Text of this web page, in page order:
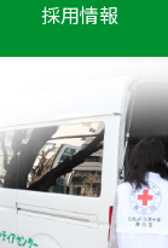
採用情報